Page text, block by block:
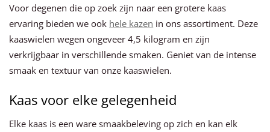
Voor degenen die op zoek zijn naar een grotere kaas
ervaring bieden we ook hele kazen in ons assortiment. Deze
kaaswielen wegen ongeveer 4,5 kilogram en zijn
verkrijgbaar in verschillende smaken. Geniet van de intense
smaak en textuur van onze kaaswielen.
Kaas voor elke gelegenheid
Elke kaas is een ware smaakbeleving op zich en kan elk